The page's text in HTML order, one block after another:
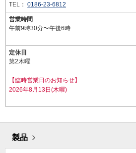
TEL： 0186-23-6812
営業時間
午前9時30分〜午後6時
定休日
第2木曜
【臨時営業日のお知らせ】
2026年8月13日(木曜)
製品